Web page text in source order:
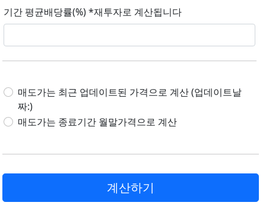
기간 평균배당률(%) *재투자로 계산됩니다
매도가는 최근 업데이트된 가격으로 계산 (업데이트날
짜:)
매도가는 종료기간 월말가격으로 계산